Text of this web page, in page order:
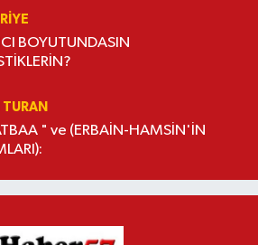
TURAN
" ve (ERBAİN-HAMSİN'İN